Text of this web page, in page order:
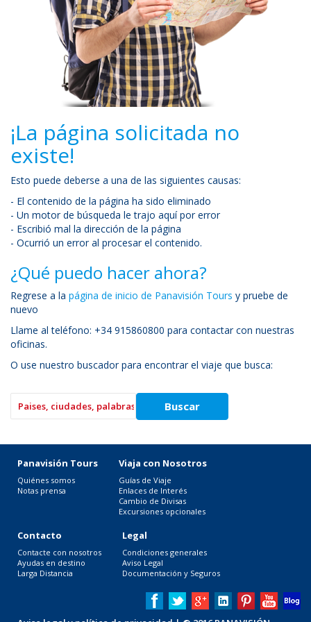
¡La página solicitada no
existe!
Esto puede deberse a una de las siguientes causas:
- El contenido de la página ha sido eliminado
- Un motor de búsqueda le trajo aquí por error
- Escribió mal la dirección de la página
- Ocurrió un error al procesar el contenido.
¿Qué puedo hacer ahora?
Regrese a la página de inicio de Panavisión Tours y pruebe de
nuevo
Llame al teléfono: +34 915860800 para contactar con nuestras
oficinas.
O use nuestro buscador para encontrar el viaje que busca:
Panavisión Tours
Quiénes somos
Notas prensa
Viaja con Nosotros
Guías de Viaje
Enlaces de Interés
Cambio de Divisas
Excursiones opcionales
Contacto
Contacte con nosotros
Ayudas en destino
Larga Distancia
Legal
Condiciones generales
Aviso Legal
Documentación y Seguros